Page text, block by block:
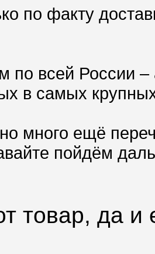
по факту
по всей России
в самых
много ещё
пойдём
товар, да